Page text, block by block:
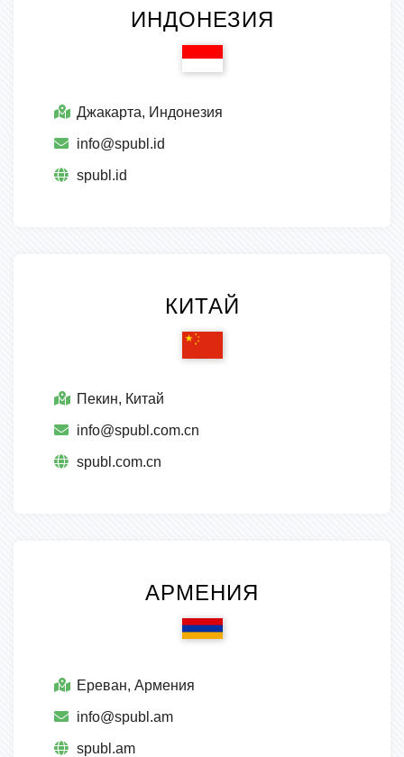
ИНДОНЕЗИЯ
Джакарта, Индонезия
info@spubl.id
spubl.id
КИТАЙ
Пекин, Китай
info@spubl.com.cn
spubl.com.cn
АРМЕНИЯ
Ереван, Армения
info@spubl.am
spubl.am